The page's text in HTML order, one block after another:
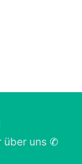
über uns✆